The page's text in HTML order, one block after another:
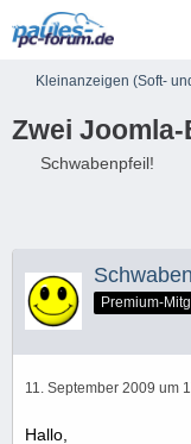
Kleinanzeigen (Soft-
Zwei
Schwabenpfeil!
Premium-
11. September 2009 um
Hallo,